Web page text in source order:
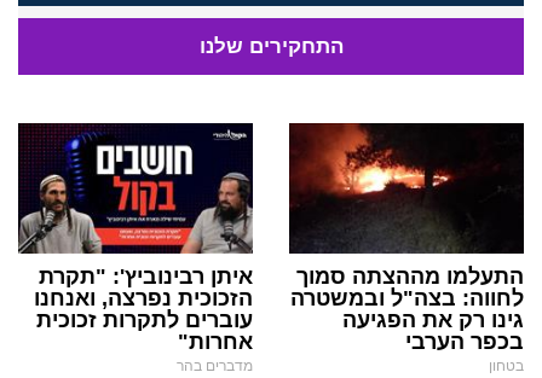
התחקירים שלנו
התעלמו מההצתה סמוך
לחווה: בצה"ל ובמשטרה
גינו רק את הפגיעה
בכפר הערבי
בטחון
איתן רבינוביץ': "תקרת
הזכוכית נפרצה, ואנחנו
עוברים לתקרות זכוכית
אחרות"
מדברים בהר